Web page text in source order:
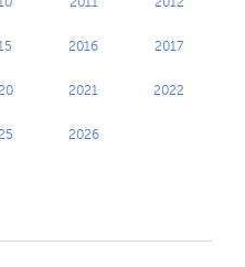
2016 2017
2021 2022
2026